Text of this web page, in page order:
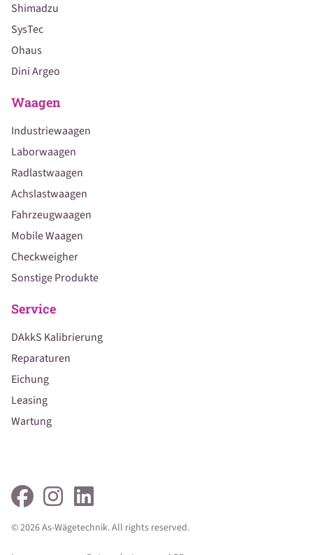
Shimadzu
SysTec
Ohaus
Dini Argeo
Waagen
Industriewaagen
Laborwaagen
Radlastwaagen
Achslastwaagen
Fahrzeugwaagen
Mobile Waagen
Checkweigher
Sonstige Produkte
Service
DAkkS Kalibrierung
Reparaturen
Eichung
Leasing
Wartung
© 2026 As-Wägetechnik. All rights reserved.